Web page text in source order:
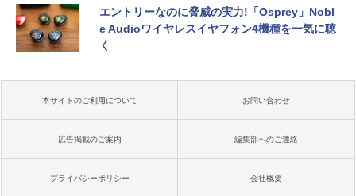
エントリーなのに脅威の実力!「Osprey」Nobl
e Audioワイヤレスイヤフォン4機種を一気に聴
く
本サイトのご利用について お問い合わせ
広告掲載のご案内 編集部へのご連絡
プライバシーポリシー 会社概要